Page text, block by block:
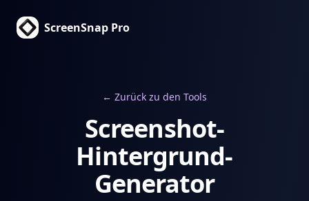
ScreenSnap Pro
← Zurück zu den Tools
Screenshot-
Hintergrund-
Generator